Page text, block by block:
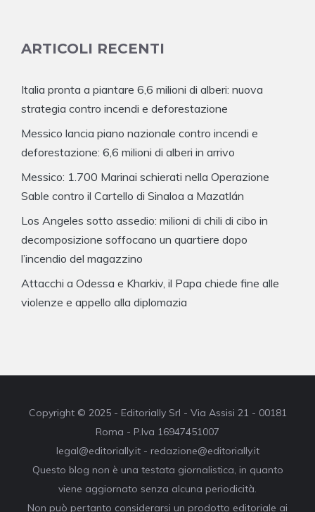
ARTICOLI RECENTI
Italia pronta a piantare 6,6 milioni di alberi: nuova
strategia contro incendi e deforestazione
Messico lancia piano nazionale contro incendi e
deforestazione: 6,6 milioni di alberi in arrivo
Messico: 1.700 Marinai schierati nella Operazione
Sable contro il Cartello di Sinaloa a Mazatlán
Los Angeles sotto assedio: milioni di chili di cibo in
decomposizione soffocano un quartiere dopo
l’incendio del magazzino
Attacchi a Odessa e Kharkiv, il Papa chiede fine alle
violenze e appello alla diplomazia
Copyright © 2025 - Editorially Srl - Via Assisi 21 - 00181
Roma - P.Iva 16947451007
legal@editorially.it - redazione@editorially.it
Questo blog non è una testata giornalistica, in quanto
viene aggiornato senza alcuna periodicità.
Non può pertanto considerarsi un prodotto editoriale ai